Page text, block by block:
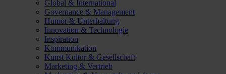
Global & International
Governance & Management
Humor & Unterhaltung
Innovation & Technologie
Inspiration
Kommunikation
Kunst Kultur & Gesellschaft
Marketing & Vertrieb